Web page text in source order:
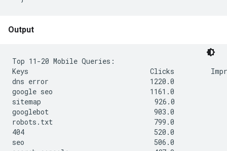
Output
Top 11-20 Mobile Queries:
Keys                              Clicks
dns error                         1220.0
google seo                        1161.0
sitemap                            926.0
googlebot                          903.0
robots.txt                         799.0
404                                520.0
seo                                506.0